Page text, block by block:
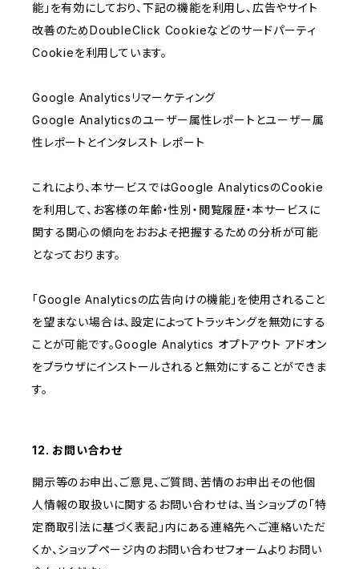
能」を有効にしており、下記の機能を利用し、広告やサイト
改善のためDoubleClick Cookieなどのサードパーティ
Cookieを利用しています。
Google Analyticsリマーケティング
Google Analyticsのユーザー属性レポートとユーザー属
性レポートとインタレスト レポート
これにより、本サービスではGoogle AnalyticsのCookie
を利用して、お客様の年齢・性別・閲覧履歴・本サービスに
関する関心の傾向をおおよそ把握するための分析が可能
となっております。
「Google Analyticsの広告向けの機能」を使用されること
を望まない場合は、設定によってトラッキングを無効にする
ことが可能です。Google Analytics オプトアウト アドオン
をブラウザにインストールされると無効にすることができま
す。
12. お問い合わせ
開示等のお申出、ご意見、ご質問、苦情のお申出その他個
人情報の取扱いに関するお問い合わせは、当ショップの「特
定商取引法に基づく表記」内にある連絡先へご連絡いただ
くか、ショップページ内のお問い合わせフォームよりお問い